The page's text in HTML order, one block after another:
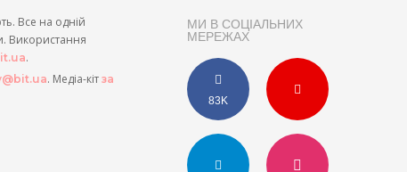
МИ В СОЦІАЛЬНИХ
МЕРЕЖАХ
83K
Все на одній
Використання
.
. Медіа-кіт за